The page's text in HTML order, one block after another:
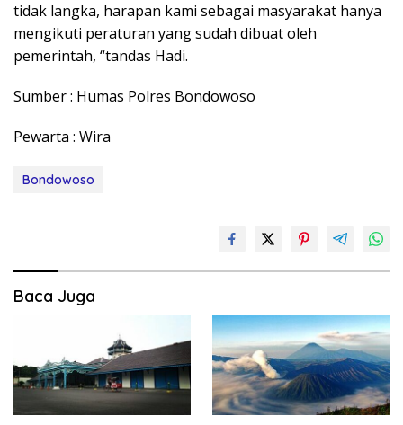
tidak langka, harapan kami sebagai masyarakat hanya
mengikuti peraturan yang sudah dibuat oleh
pemerintah, “tandas Hadi.
Sumber : Humas Polres Bondowoso
Pewarta : Wira
Bondowoso
Baca Juga